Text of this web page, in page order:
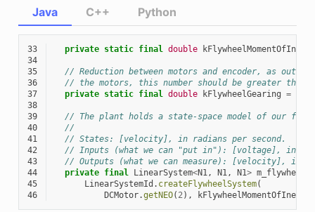
Java
33 private static final double
34
35
// Reduction between motors and encoder, as
36
// the motors, this number should be greater than
37
private static final double kFlywheelGearing =
38
39
// The plant holds a state-space model of our
40
//
41
// States: [velocity], in radians per second.
42
// Inputs (what we can "put in"): [voltage], in
43
// Outputs (what we can measure): [velocity], in
44
private final LinearSystem<N1, N1, N1>
45
LinearSystemId . createFlywheelSystem(
46
DCMotor.getNEO( 2), kFlywheelMomentOfInertia
C++ Python